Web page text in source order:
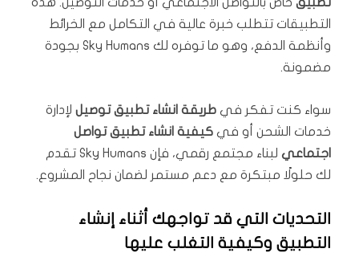
التطبيقات تتطلب خبرة عالية في التكامل مع الخرائط
وأنظمة الدفع، وهو ما توفره لك Sky Humans بجودة
مضمونة.
سواء كنت تفكر في طريقة انشاء تطبيق توصيل لإدارة
خدمات الشحن أو في كيفية انشاء تطبيق تواصل
اجتماعي
لبناء مجتمع رقمي، فإن Sky Humans تقدم
لك حلولًا مبتكرة مع دعم مستمر لضمان نجاح المشروع.
التحديات التي قد تواجهك أثناء إنشاء
التطبيق وكيفية التغلب عليها